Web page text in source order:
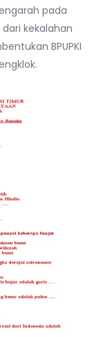
pada
kekalahan
BPUPKI